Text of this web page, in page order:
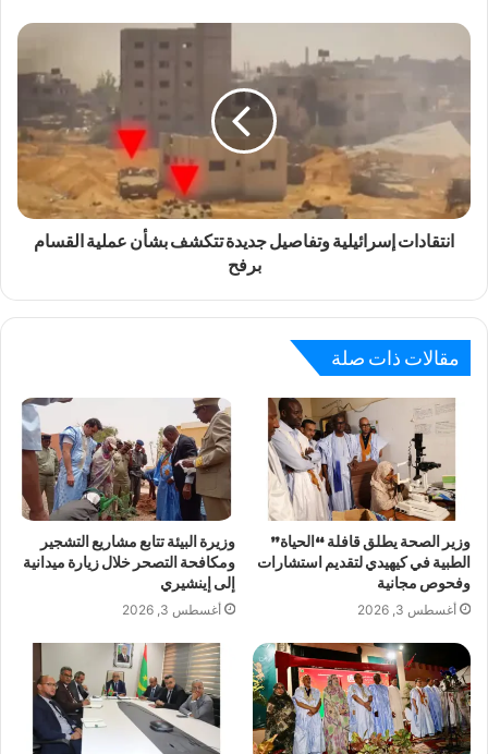
انتقادات إسرائيلية وتفاصيل جديدة تتكشف بشأن عملية القسام
برفح
مقالات ذات صلة
وزير الصحة يطلق قافلة “الحياة”
الطبية في كيهيدي لتقديم استشارات
وفحوص مجانية
أغسطس 3, 2026
وزيرة البيئة تتابع مشاريع التشجير
ومكافحة التصحر خلال زيارة ميدانية
إلى إينشيري
أغسطس 3, 2026